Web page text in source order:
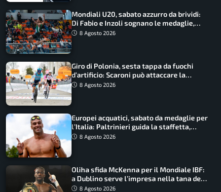
Mondiali U20, sabato azzurro da brividi:
Di Fabio e Inzoli sognano le medaglie,
Castellani e Succo in finale
8 Agosto 2026
Giro di Polonia, sesta tappa da fuochi
d’artificio: Scaroni può attaccare la
maglia di Lemmen
8 Agosto 2026
Europei acquatici, sabato da medaglie per
l’Italia: Paltrinieri guida la staffetta,
Barnabà sogna l’oro dalle grandi altezze
8 Agosto 2026
Oliha sfida McKenna per il Mondiale IBF:
a Dublino serve l’impresa nella tana del
lupo8 Agosto 2026